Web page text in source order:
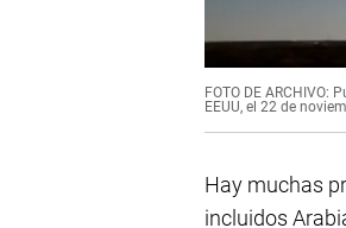
FOTO DE ARCHIVO:
EEUU, el 22 de
Hay muchas
incluidos